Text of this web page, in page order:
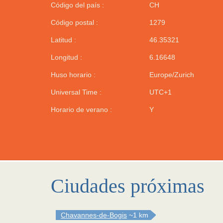
Código del país : CH
Código postal : 1279
Latitud : 46.35321
Longitud : 6.16648
Huso horario : Europe/Zurich
Universal Time : UTC+1
Horario de verano : Y
Ciudades próximas
Chavannes-de-Bogis ~1 km